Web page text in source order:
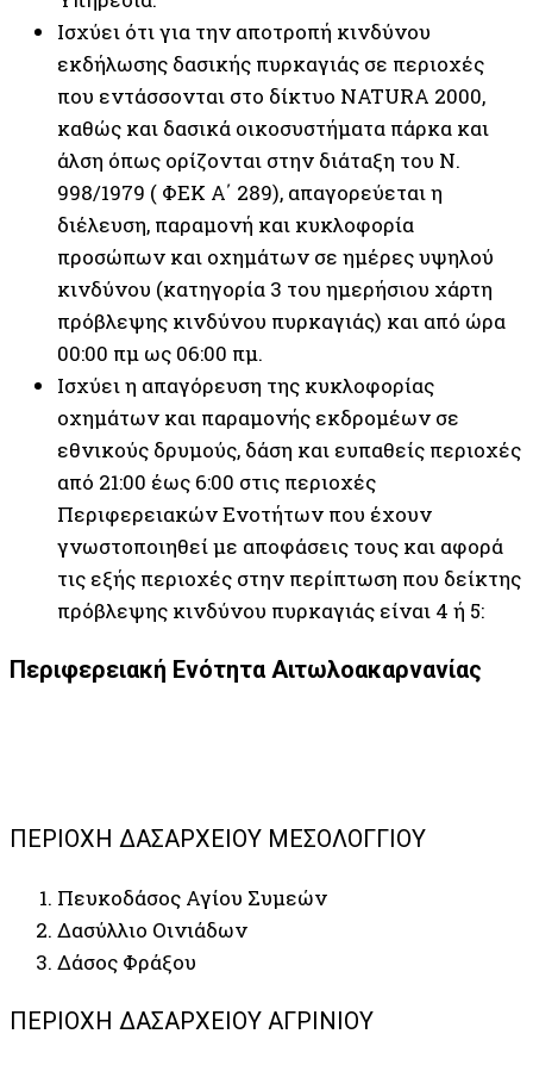
Ισχύει ότι για την αποτροπή κινδύνου
εκδήλωσης δασικής πυρκαγιάς σε περιοχές
που εντάσσονται στο δίκτυο NATURA 2000,
καθώς και δασικά οικοσυστήματα πάρκα και
άλση όπως ορίζονται στην διάταξη του Ν.
998/1979 ( ΦΕΚ Α΄ 289), απαγορεύεται η
διέλευση, παραμονή και κυκλοφορία
προσώπων και οχημάτων σε ημέρες υψηλού
κινδύνου (κατηγορία 3 του ημερήσιου χάρτη
πρόβλεψης κινδύνου πυρκαγιάς) και από ώρα
00:00 πμ ως 06:00 πμ.
Ισχύει η απαγόρευση της κυκλοφορίας
οχημάτων και παραμονής εκδρομέων σε
εθνικούς δρυμούς, δάση και ευπαθείς περιοχές
από 21:00 έως 6:00 στις περιοχές
Περιφερειακών Ενοτήτων που έχουν
γνωστοποιηθεί με αποφάσεις τους και αφορά
τις εξής περιοχές στην περίπτωση που δείκτης
πρόβλεψης κινδύνου πυρκαγιάς είναι 4 ή 5:
Περιφερειακή Ενότητα Αιτωλοακαρνανίας
ΠΕΡΙΟΧΗ ΔΑΣΑΡΧΕΙΟΥ ΜΕΣΟΛΟΓΓΙΟΥ
Πευκοδάσος Αγίου Συμεών
Δασύλλιο Οινιάδων
Δάσος Φράξου
ΠΕΡΙΟΧΗ ΔΑΣΑΡΧΕΙΟΥ ΑΓΡΙΝΙΟΥ